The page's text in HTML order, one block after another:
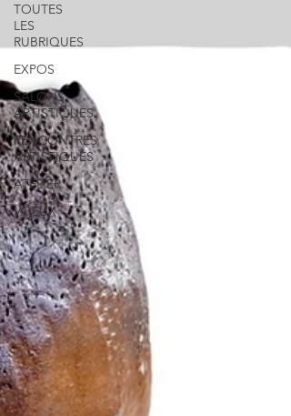
TOUTES
LES
RUBRIQUES
EXPOS
SALONS
ARTISTIQUES
RENCONTRES
ARTISTIQUES
ATELIER
VOEUX